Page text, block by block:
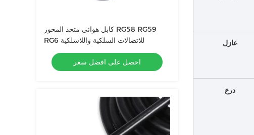
كابل هوائي متحد المحور RG58 RG59
RG6 للاتصالات السلكية واللاسلكية
احصل على افضل سعر
عازل
درع